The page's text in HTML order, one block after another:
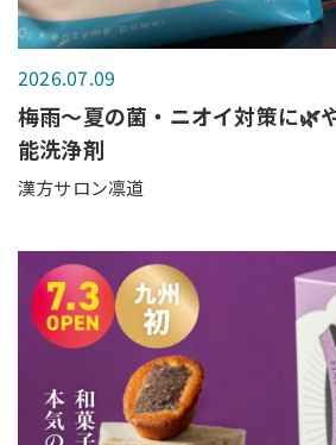
2026.07.09
梅雨〜夏の菌・ニオイ対策に🌿
能洗浄剤
漢方サロン凛道